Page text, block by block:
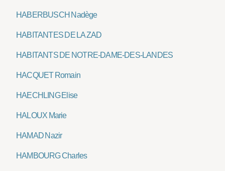
HABERBUSCH Nadège
HABITANTES DE LA ZAD
HABITANTS DE NOTRE-DAME-DES-LANDES
HACQUET Romain
HAECHLING Elise
HALOUX Marie
HAMAD Nazir
HAMBOURG Charles